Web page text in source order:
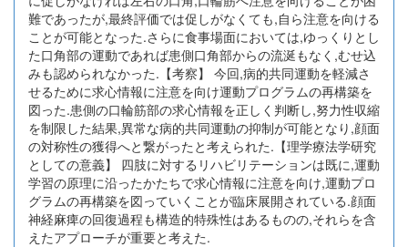
難であったが,最終評価では促しがなくても,自ら注意を向ける
ことが可能となった.さらに食事場面においては,ゆっくりとし
た口角部の運動であれば患側口角部からの流涎もなく,むせ込
みも認められなかった.【考察】 今回,病的共同運動を軽減さ
せるために求心情報に注意を向け運動プログラムの再構築を
図った.患側の口輪筋部の求心情報を正しく判断し,努力性収縮
を制限した結果,異常な病的共同運動の抑制が可能となり,顔面
の対称性の獲得へと繋がったと考えられた.【理学療法学研究
としての意義】 四肢に対するリハビリテーションは既に,運動
学習の原理に沿ったかたちで求心情報に注意を向け,運動プロ
グラムの再構築を図っていくことが臨床展開されている.顔面
神経麻痺の回復過程も構造的特殊性はあるものの,それらを含
えたアプローチが重要と考えた.